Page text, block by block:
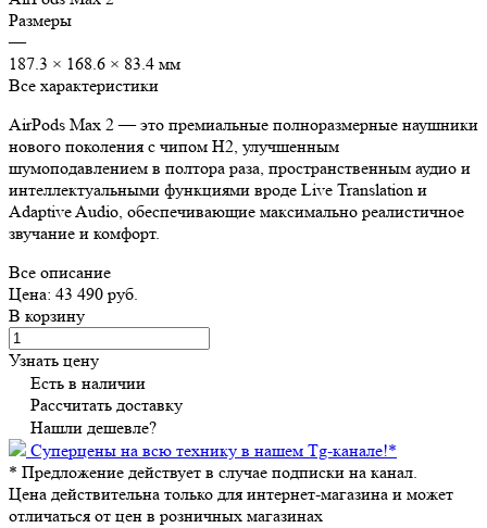
Размеры
—
187.3 × 168.6 × 83.4 мм
Все характеристики
AirPods Max 2 — это премиальные полноразмерные наушники
нового поколения с чипом H2, улучшенным
шумоподавлением в полтора раза, пространственным аудио и
интеллектуальными функциями вроде Live Translation и
Adaptive Audio, обеспечивающие максимально реалистичное
звучание и комфорт.
Все описание
Цена: 43 490 руб.
В корзину
Узнать цену
Есть в наличии
Рассчитать доставку
Нашли дешевле?
Суперцены на всю технику в нашем Tg-канале!*
* Предложение действует в случае подписки на канал.
Цена действительна только для интернет-магазина и может
отличаться от цен в розничных магазинах